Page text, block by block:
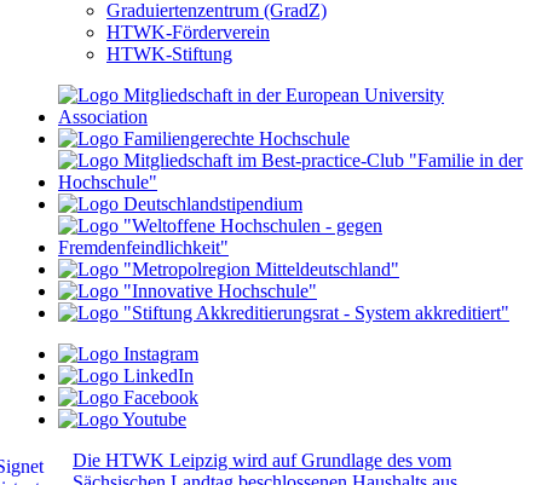
Graduiertenzentrum (GradZ)
HTWK-Förderverein
HTWK-Stiftung
Die HTWK Leipzig wird auf Grundlage des vom